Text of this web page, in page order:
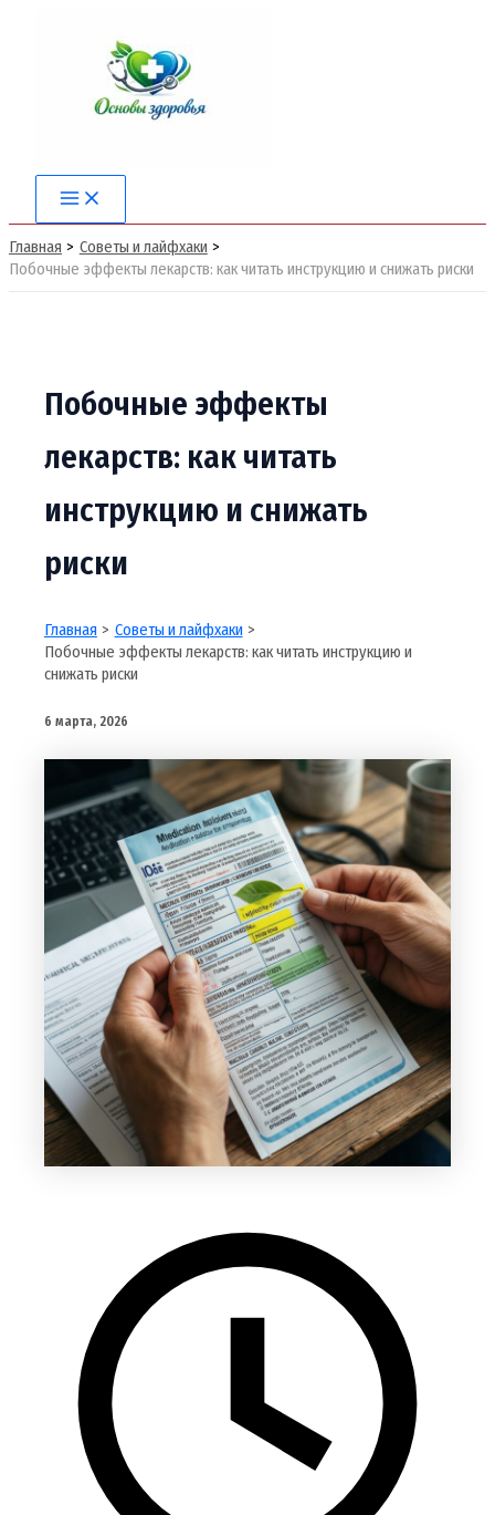
Main
Menu
Главная
Советы и лайфхаки
Побочные эффекты лекарств: как читать инструкцию и снижать риски
Побочные эффекты
лекарств: как читать
инструкцию и снижать
риски
Главная
Советы и лайфхаки
Побочные эффекты лекарств: как читать инструкцию и
снижать риски
6 марта, 2026